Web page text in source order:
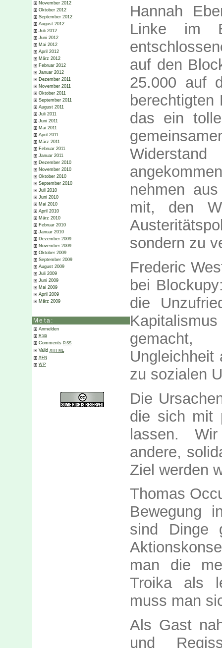
November 2012
Oktober 2012
September 2012
August 2012
Juli 2012
Juni 2012
Mai 2012
April 2012
März 2012
Februar 2012
Januar 2012
Dezember 2011
November 2011
Oktober 2011
September 2011
August 2011
Juli 2011
Juni 2011
Mai 2011
April 2011
März 2011
Februar 2011
Januar 2011
Dezember 2010
November 2010
Oktober 2010
September 2010
Juli 2010
Juni 2010
Mai 2010
April 2010
März 2010
Februar 2010
Januar 2010
Dezember 2009
November 2009
Oktober 2009
September 2009
August 2009
Juli 2009
Juni 2009
Mai 2009
April 2009
März 2009
Meta:
Anmelden
RSS
Comments RSS
Valid XHTML
XFN
WP
Hannah
Linke im
auf den
25.000 auf
berechtigten
das ein
nehmen
mit, den
sondern zu
Frederic
bei
die
gemacht,
Ungleichheit
zu sozialen
Die
die sich mit
lassen.
andere,
Ziel werden
Thomas
Bewegung
sind Dinge
man die
Troika als
muss man
Als Gast
und